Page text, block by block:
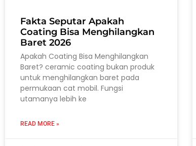
Fakta Seputar Apakah
Coating Bisa Menghilangkan
Baret 2026
Apakah Coating Bisa Menghilangkan
Baret? ceramic coating bukan produk
untuk menghilangkan baret pada
permukaan cat mobil. Fungsi
utamanya lebih ke
READ MORE »